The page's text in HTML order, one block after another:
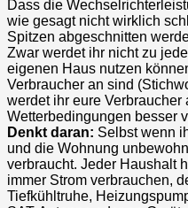
Dass die
wie gesagt nicht wirklich
Spitzen abgeschnitten
Zwar werdet ihr nicht zu
eigenen Haus nutzen
Verbraucher an sind
werdet ihr eure Verbraucher
Wetterbedingungen besser
Denkt daran: Selbst wenn
und die Wohnung
verbraucht. Jeder Haushalt
immer Strom verbrauchen,
Tiefkühltruhe,